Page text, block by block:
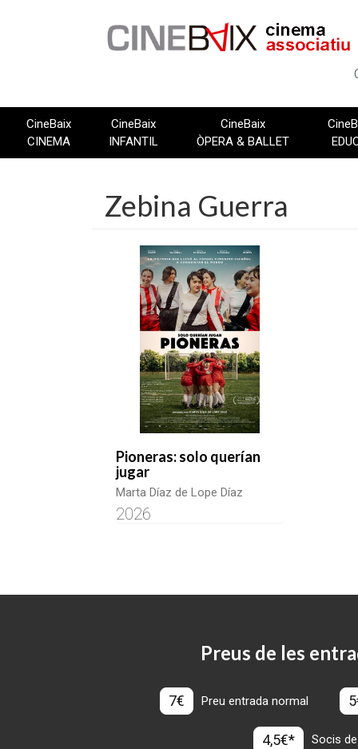
CineBaix
CINEMA
CineBaix
INFANTIL
CineBaix
ÒPERA & BALLET
Zebina Guerra
Pioneras: solo querían
jugar
Marta Díaz de Lope Díaz
2026
Preus de les
7€ Preu entrada normal
4,5€* Socis